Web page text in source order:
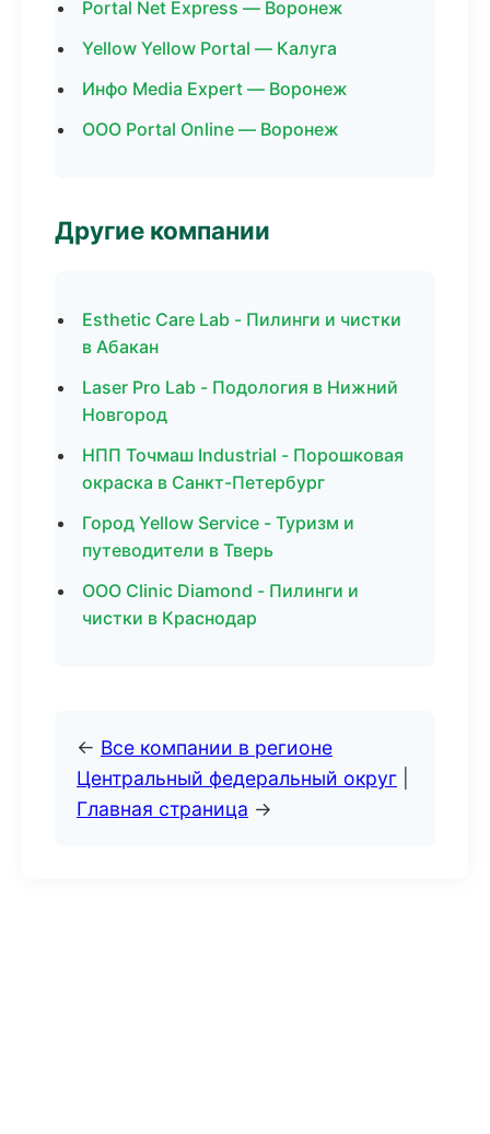
Portal Net Express — Воронеж
Yellow Yellow Portal — Калуга
Инфо Media Expert — Воронеж
ООО Portal Online — Воронеж
Другие компании
Esthetic Care Lab - Пилинги и чистки
в Абакан
Laser Pro Lab - Подология в Нижний
Новгород
НПП Точмаш Industrial - Порошковая
окраска в Санкт-Петербург
Город Yellow Service - Туризм и
путеводители в Тверь
ООО Clinic Diamond - Пилинги и
чистки в Краснодар
← Все компании в регионе
Центральный федеральный округ
Главная страница →